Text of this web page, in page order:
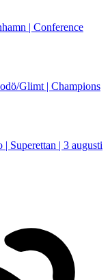
| Conference
Glimt | Champions
Superettan | 3 augusti